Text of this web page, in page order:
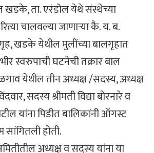
खडके, ता. एरंडोल येथे संस्थेच्या
चालवल्या जाणाऱ्या कै. य. ब.
खडके येथील मुलींच्या बालगृहात
स्वरुपाची घटनेची तक्रार बाल
येथील तीन अध्यक्ष /सदस्य, अध्यक्ष
सदस्य श्रीमती विद्या बोरनारे व
यांना पिडीत बालिकांनी ऑगस्ट
सांगितली होती.
अध्यक्ष व सदस्य यांना या